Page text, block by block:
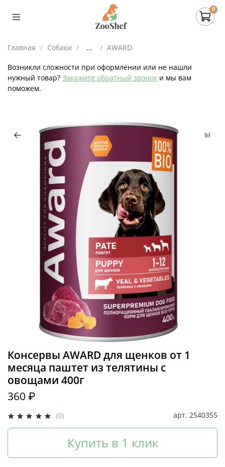
0
Главная Собаки ... AWARD
Возникли сложности при оформлении или не нашли
нужный товар? Закажите обратный звонок и мы вам
поможем.
(0) арт. 2540355
Консервы AWARD для щенков от 1
месяца паштет из телятины с
овощами 400г
360 ₽
Купить в 1 клик